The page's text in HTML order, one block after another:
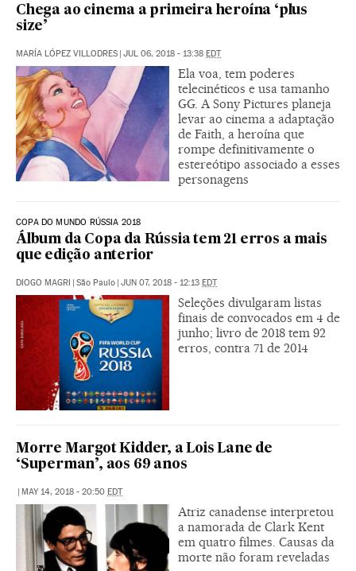
Chega ao cinema a primeira heroína ‘plus
size’
MARÍA LÓPEZ VILLODRES | JUL 06, 2018 - 13:38 EDT
Ela voa, tem poderes
telecinéticos e usa tamanho
GG. A Sony Pictures planeja
levar ao cinema a adaptação
de Faith, a heroína que
rompe definitivamente o
estereótipo associado a esses
personagens
COPA DO MUNDO RÚSSIA 2018
Álbum da Copa da Rússia tem 21 erros a mais
que edição anterior
DIOGO MAGRI | São Paulo | JUN 07, 2018 - 12:13 EDT
Seleções divulgaram listas
finais de convocados em 4 de
junho; livro de 2018 tem 92
erros, contra 71 de 2014
Morre Margot Kidder, a Lois Lane de
‘Superman’, aos 69 anos
| MAY 14, 2018 - 20:50 EDT
Atriz canadense interpretou
a namorada de Clark Kent
em quatro filmes. Causas da
morte não foram reveladas